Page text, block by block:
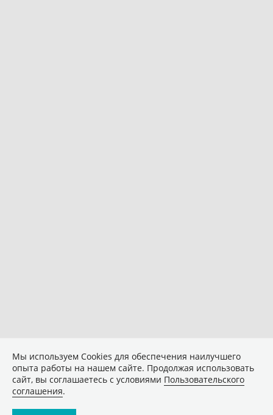
Мы используем Сookies для обеспечения наилучшего
опыта работы на нашем сайте. Продолжая использовать
сайт, вы соглашаетесь с условиями Пользовательского
соглашения.